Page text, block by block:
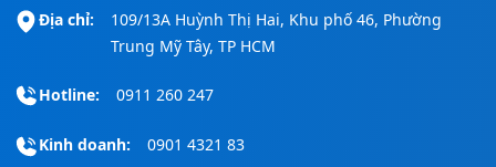
Địa chỉ:
109/13A Huỳnh Thị Hai, Khu phố 46, Phường
Trung Mỹ Tây, TP HCM
Hotline: 0911 260 247
Kinh doanh: 0901 4321 83